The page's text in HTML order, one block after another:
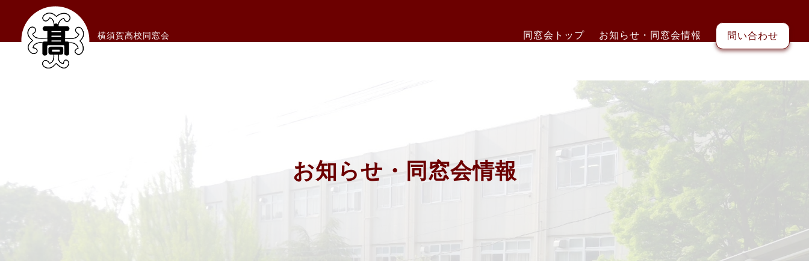
横須賀高校同窓会 同窓会トップ お知らせ・同窓会情報 問い合わせ
お知らせ・同窓会情報